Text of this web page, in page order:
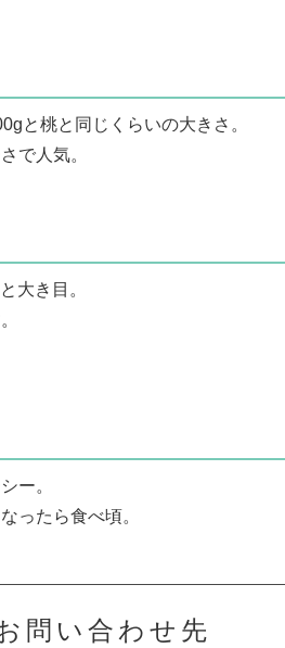
と桃と同じくらいの大きさ。
で人気。
大き目。
ー。
ったら食べ頃。
問い合わせ先